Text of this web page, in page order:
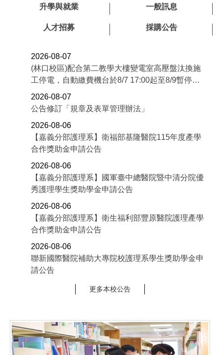
升學與就業 一般訊息
人才招募 採購公告
2026-08-07
(林口校區)配合第二教學大樓變電室高壓盤汰換施
工停電，自動繳費機台於8/7 17:00起至8/9暫停服
務。
2026-08-07
公告修訂「規章及表單管理辦法」
2026-08-06
【嘉義分部護理系】衛福部基隆醫院115年度產學
合作獎助金申請公告
2026-08-06
【嘉義分部護理系】國軍臺中總醫院暨中清分院優
秀護理學生獎助學金申請公告
2026-08-06
【嘉義分部護理系】衛生福利部豐原醫院護理產學
合作獎助金申請公告
2026-08-06
聯新國際醫院補助大專院校護理系學生獎助學金申
請公告
更多本校公告